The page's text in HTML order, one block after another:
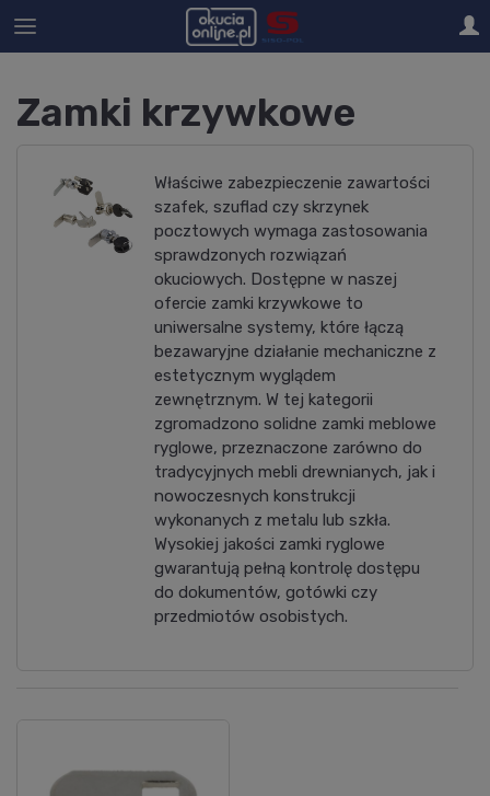
Zamki krzywkowe
Właściwe zabezpieczenie zawartości
szafek, szuflad czy skrzynek
pocztowych wymaga zastosowania
sprawdzonych rozwiązań
okuciowych. Dostępne w naszej
ofercie zamki krzywkowe to
uniwersalne systemy, które łączą
bezawaryjne działanie mechaniczne z
estetycznym wyglądem
zewnętrznym. W tej kategorii
zgromadzono solidne zamki meblowe
ryglowe, przeznaczone zarówno do
tradycyjnych mebli drewnianych, jak i
nowoczesnych konstrukcji
wykonanych z metalu lub szkła.
Wysokiej jakości zamki ryglowe
gwarantują pełną kontrolę dostępu
do dokumentów, gotówki czy
przedmiotów osobistych.